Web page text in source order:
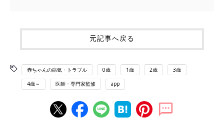
元記事へ戻る
赤ちゃんの病気・トラブル 0歳 1歳 2歳 3歳
4歳～ 医師・専門家監修 app